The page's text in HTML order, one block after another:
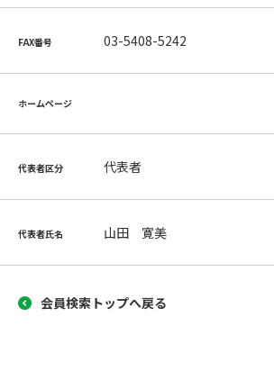
FAX番号 03-5408-5242
ホームページ
代表者区分 代表者
代表者氏名 山田 寛美
会員検索トップへ戻る